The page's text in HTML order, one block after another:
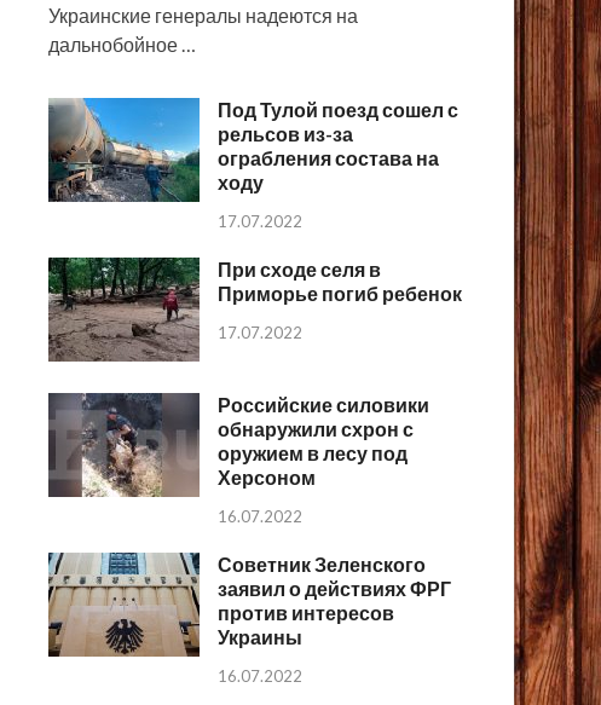
Украинские генералы надеются на
дальнобойное …
Под Тулой поезд сошел с
рельсов из-за
ограбления состава на
ходу
17.07.2022
При сходе селя в
Приморье погиб ребенок
17.07.2022
Российские силовики
обнаружили схрон с
оружием в лесу под
Херсоном
16.07.2022
Советник Зеленского
заявил о действиях ФРГ
против интересов
Украины
16.07.2022